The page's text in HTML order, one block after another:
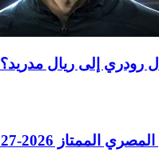
رودري إلى ريال مدريد؟
2026-2027